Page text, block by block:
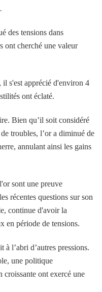
des tensions dans
ont cherché une valeur
s'est apprécié d'environ 4
ont éclaté.
Bien qu’il soit considéré
troubles, l’or a diminué de
annulant ainsi les gains
sont une preuve
récentes questions sur son
continue d'avoir la
en période de tensions.
l’abri d’autres pressions.
une politique
ont exercé une